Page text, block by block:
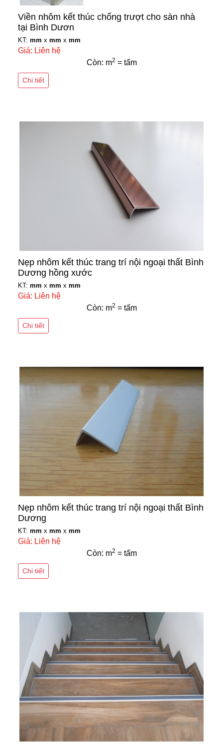
Viền nhôm kết thúc chống trượt cho sàn nhà
tại Bình Dươn
KT: mm x mm x mm
Giá: Liên hệ
Còn: m2 = tấm
Chi tiết
Nẹp nhôm kết thúc trang trí nội ngoại thất Bình
Dương hồng xước
KT: mm x mm x mm
Giá: Liên hệ
Còn: m2 = tấm
Chi tiết
Nẹp nhôm kết thúc trang trí nội ngoại thất Bình
Dương
KT: mm x mm x mm
Giá: Liên hệ
Còn: m2 = tấm
Chi tiết